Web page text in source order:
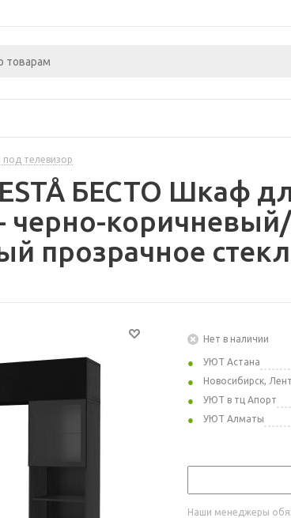
под телевизор
БЕСТО Шкаф
черно-
прозрачное
Нет в наличии
УЮТ Астана
Новосибирск,
УЮТ в тц Апорт
УЮТ Алматы
Наши менеджеры